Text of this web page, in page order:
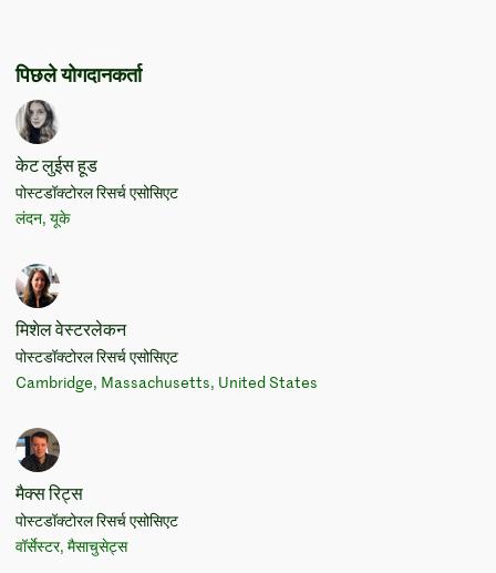
पिछले योगदानकर्ता
केट लुईस हूड
पोस्टडॉक्टोरल रिसर्च एसोसिएट
लंदन, यूके
मिशेल वेस्टरलेकन
पोस्टडॉक्टोरल रिसर्च एसोसिएट
Cambridge, Massachusetts, United States
मैक्स रिट्स
पोस्टडॉक्टोरल रिसर्च एसोसिएट
वॉर्सेस्टर, मैसाचुसेट्स